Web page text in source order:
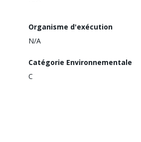
Organisme d'exécution
N/A
Catégorie Environnementale
C